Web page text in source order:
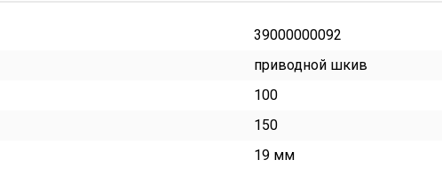
39000000092
приводной шкив
100
150
19 мм